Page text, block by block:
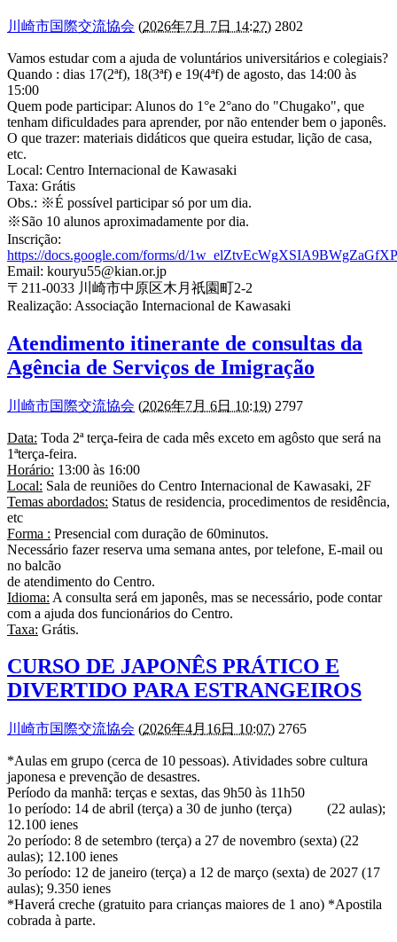
川崎市国際交流協会 (2026年7月 7日 14:27) 2802
Vamos estudar com a ajuda de voluntários universitários e colegiais?
Quando : dias 17(2ªf), 18(3ªf) e 19(4ªf) de agosto, das 14:00 às
15:00
Quem pode participar: Alunos do 1°e 2°ano do "Chugako", que
tenham dificuldades para aprender, por não entender bem o japonês.
O que trazer: materiais didáticos que queira estudar, lição de casa,
etc.
Local: Centro Internacional de Kawasaki
Taxa: Grátis
Obs.: ※É possível participar só por um dia.
※São 10 alunos aproximadamente por dia.
Inscrição:
https://docs.google.com/forms/d/
Email: kouryu55@kian.or.jp
〒211-0033 川崎市中原区木月祇園町2-2
Realização: Associação Internacional de Kawasaki
Atendimento itinerante de consultas da
Agência de Serviços de Imigração
川崎市国際交流協会 (2026年7月 6日 10:19) 2797
Data: Toda 2ª terça-feira de cada mês exceto em agôsto que será na
1ªterça-feira.
Horário: 13:00 às 16:00
Local: Sala de reuniões do Centro Internacional de Kawasaki, 2F
Temas abordados: Status de residencia, procedimentos de residência,
etc
Forma : Presencial com duração de 60minutos.
Necessário fazer reserva uma semana antes, por telefone, E-mail ou
no balcão
de atendimento do Centro.
Idioma: A consulta será em japonês, mas se necessário, pode contar
com a ajuda dos funcionários do Centro.
Taxa: Grátis.
CURSO DE JAPONÊS PRÁTICO E
DIVERTIDO PARA ESTRANGEIROS
川崎市国際交流協会 (2026年4月16日 10:07) 2765
*Aulas em grupo (cerca de 10 pessoas). Atividades sobre cultura
japonesa e prevenção de desastres.
Período da manhã: terças e sextas, das 9h50 às 11h50
1o período: 14 de abril (terça) a 30 de junho (terça) (22 aulas);
12.100 ienes
2o período: 8 de setembro (terça) a 27 de novembro (sexta) (22
aulas); 12.100 ienes
3o período: 12 de janeiro (terça) a 12 de março (sexta) de 2027 (17
aulas); 9.350 ienes
*Haverá creche (gratuito para crianças maiores de 1 ano) *Apostila
cobrada à parte.